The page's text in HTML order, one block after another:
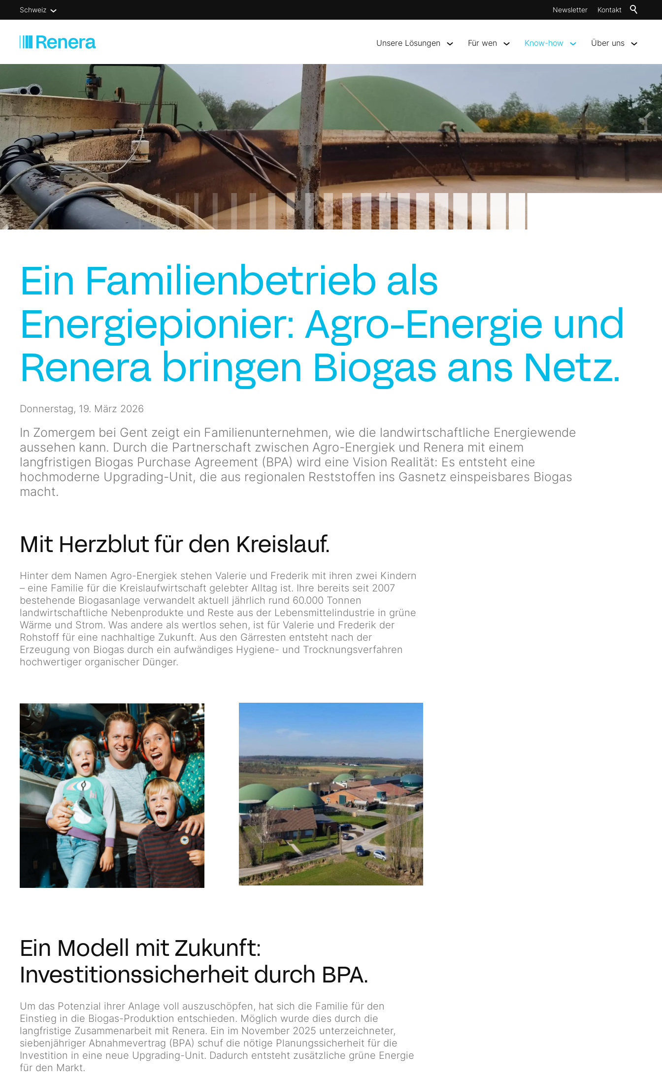
Newsletter Kontakt
Schweiz
Unsere Lösungen Für wen Know-how Über uns
Ein Familienbetrieb als
Energiepionier: Agro-Energie und
Renera bringen Biogas ans Netz.
Donnerstag, 19. März 2026
In Zomergem bei Gent zeigt ein Familienunternehmen, wie die landwirtschaftliche Energiewende
aussehen kann. Durch die Partnerschaft zwischen Agro-Energiek und Renera mit einem
langfristigen Biogas Purchase Agreement (BPA) wird eine Vision Realität: Es entsteht eine
hochmoderne Upgrading-Unit, die aus regionalen Reststoffen ins Gasnetz einspeisbares Biogas
macht.
Mit Herzblut für den Kreislauf.
Hinter dem Namen Agro-Energiek stehen Valerie und Frederik mit ihren zwei Kindern
– eine Familie für die Kreislaufwirtschaft gelebter Alltag ist. Ihre bereits seit 2007
bestehende Biogasanlage verwandelt aktuell jährlich rund 60.000 Tonnen
landwirtschaftliche Nebenprodukte und Reste aus der Lebensmittelindustrie in grüne
Wärme und Strom. Was andere als wertlos sehen, ist für Valerie und Frederik der
Rohstoff für eine nachhaltige Zukunft. Aus den Gärresten entsteht nach der
Erzeugung von Biogas durch ein aufwändiges Hygiene- und Trocknungsverfahren
hochwertiger organischer Dünger.
Ein Modell mit Zukunft:
Investitionssicherheit durch BPA.
Um das Potenzial ihrer Anlage voll auszuschöpfen, hat sich die Familie für den
Einstieg in die Biogas-Produktion entschieden. Möglich wurde dies durch die
langfristige Zusammenarbeit mit Renera. Ein im November 2025 unterzeichneter,
siebenjähriger Abnahmevertrag (BPA) schuf die nötige Planungssicherheit für die
Investition in eine neue Upgrading-Unit. Dadurch entsteht zusätzliche grüne Energie
für den Markt.